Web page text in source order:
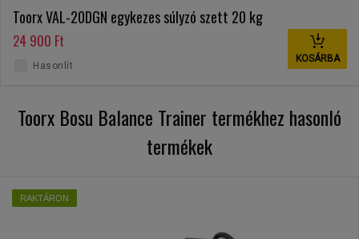
Toorx VAL-20DGN egykezes súlyzó szett 20 kg
24 900 Ft
KOSÁRBA
Hasonlít
Toorx Bosu Balance Trainer termékhez hasonló
termékek
RAKTÁRON